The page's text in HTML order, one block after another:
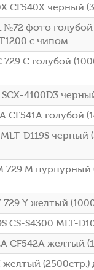
CF540X черный
фото голубой
с чипом
C голубой
4100D3
CF541A
D119S черный
M пурпурный
Y желтый
CS-S4300 MLT-
CF542A желтый
(2500стр.)